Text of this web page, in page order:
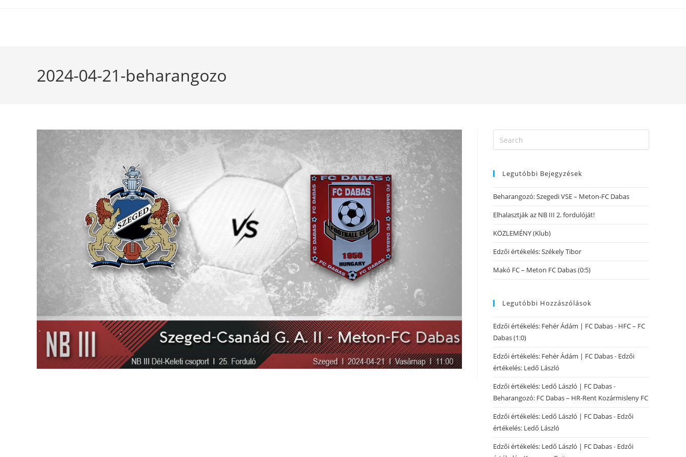
2024-04-21-beharangozo
Legutóbbi Bejegyzések
Beharangozó: Szegedi VSE – Meton-FC Dabas
Elhalasztják az NB III 2. fordulóját!
KÖZLEMÉNY (Klub)
Edzői értékelés: Székely Tibor
Makó FC – Meton FC Dabas (0:5)
Legutóbbi Hozzászólások
Edzői értékelés: Fehér Ádám | FC Dabas- HFC – FC
Dabas (1:0)
Edzői értékelés: Fehér Ádám | FC Dabas- Edzői
értékelés: Ledő László
Edzői értékelés: Ledő László | FC Dabas-
Beharangozó: FC Dabas – HR-Rent Kozármisleny FC
Edzői értékelés: Ledő László | FC Dabas- Edzői
értékelés: Ledő László
Edzői értékelés: Ledő László | FC Dabas- Edzői